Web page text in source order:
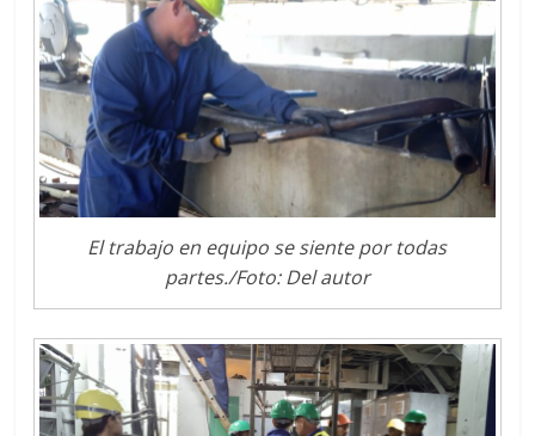
El trabajo en equipo se siente por todas
partes./Foto: Del autor